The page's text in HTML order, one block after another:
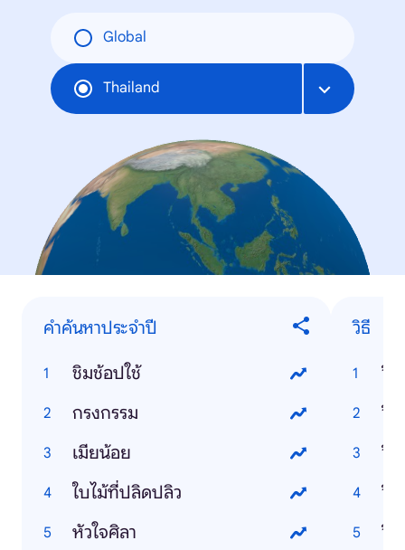
Global
Thailand
คำค้นหาประจำปี
ชิมช้อปใช้
กรงกรรม
เมียน้อย
ใบไม้ที่ปลิดปลิว
หัวใจศิลา
วิธี
วิธี
วิธี
วิ
วิธี